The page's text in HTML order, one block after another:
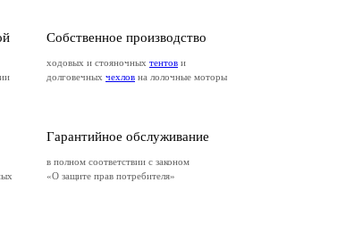
Собственное производство
ходовых и стояночных тентов и
долговечных чехлов на лолочные моторы
Гарантийное обслуживание
в полном соответствии с законом
«О защите прав потребителя»